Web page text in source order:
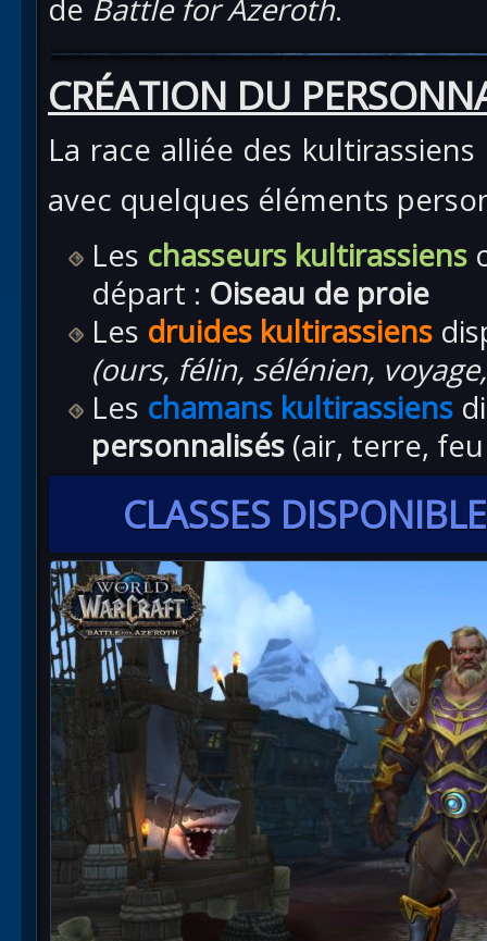
de Battle for Azeroth.
CRÉATION DU
La race alliée des
avec quelques éléments
Les chasseurs kultirassiens
départ : Oiseau de proie
Les druides kultirassiens
(ours, félin, sélénien,
Les chamans kultirassiens
personnalisés (air, terre,
CLASSES